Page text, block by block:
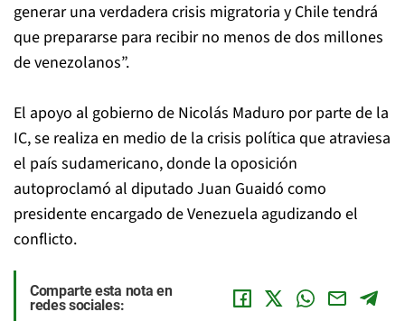
generar una verdadera crisis migratoria y Chile tendrá
que prepararse para recibir no menos de dos millones
de venezolanos”.
El apoyo al gobierno de Nicolás Maduro por parte de la
IC, se realiza en medio de la crisis política que atraviesa
el país sudamericano, donde la oposición
autoproclamó al diputado Juan Guaidó como
presidente encargado de Venezuela agudizando el
conflicto.
Comparte esta nota en
redes sociales: